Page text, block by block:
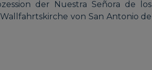
der Nuestra Señora de los
von San Antonio de